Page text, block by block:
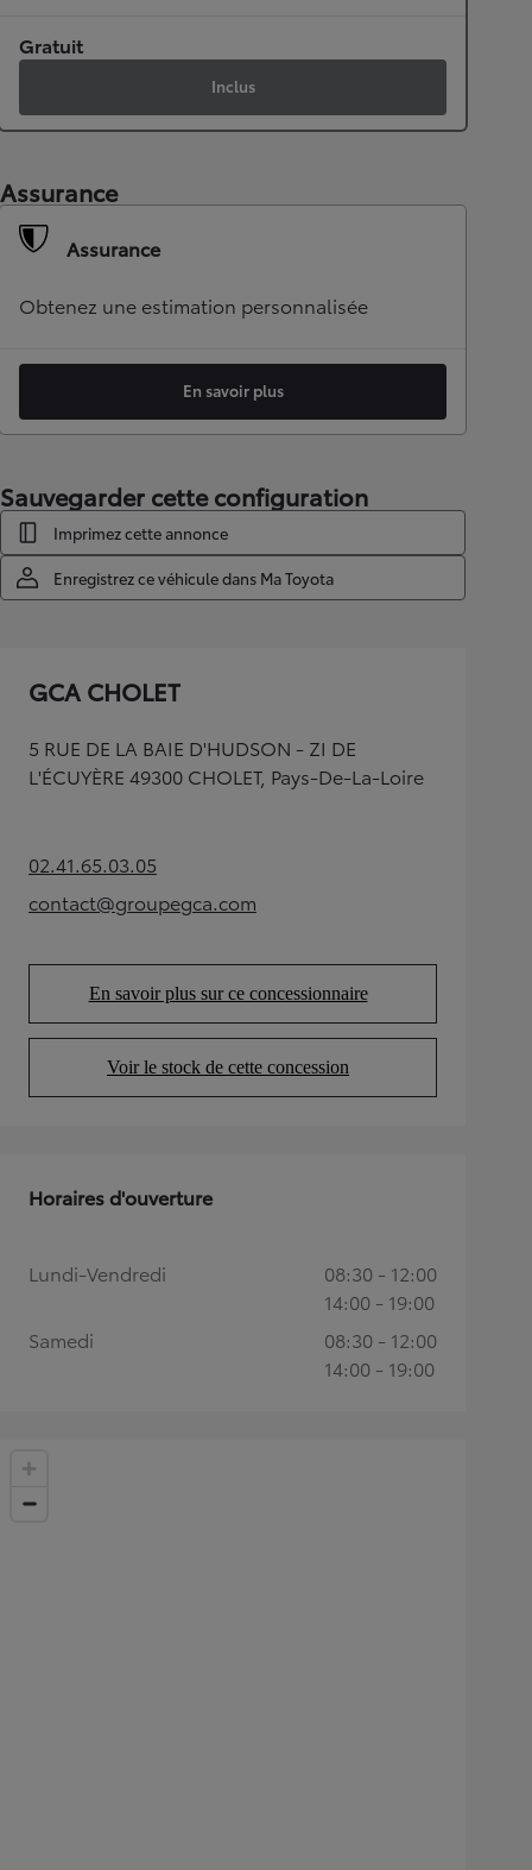
Gratuit
Inclus
Assurance
Assurance
Obtenez une estimation personnalisée
En savoir plus
Sauvegarder cette configuration
Imprimez cette annonce
Enregistrez ce véhicule dans Ma Toyota
GCA CHOLET
5 RUE DE LA BAIE D'HUDSON - ZI DE
L'ÉCUYÈRE 49300 CHOLET, Pays-De-La-Loire
02.41.65.03.05(Opens in new tab)
contact@groupegca.com
(Opens in new tab)
En savoir plus sur ce concessionnaire
(Opens in new tab)
Voir le stock de cette concession
(Opens in new tab)
Horaires d'ouverture
Lundi-Vendredi
08:30 - 12:00
14:00 - 19:00
Samedi
08:30 - 12:00
14:00 - 19:00